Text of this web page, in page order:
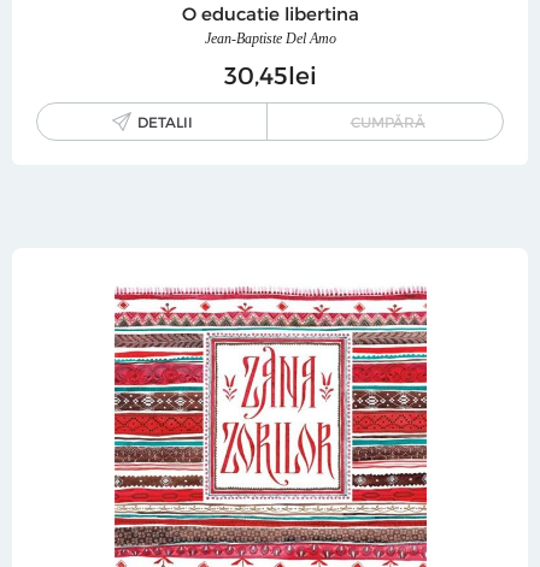
O educatie libertina
Jean-Baptiste Del Amo
3045lei
DETALII CUMPĂRĂ